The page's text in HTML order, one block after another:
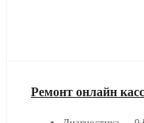
Ремонт онлайн касс